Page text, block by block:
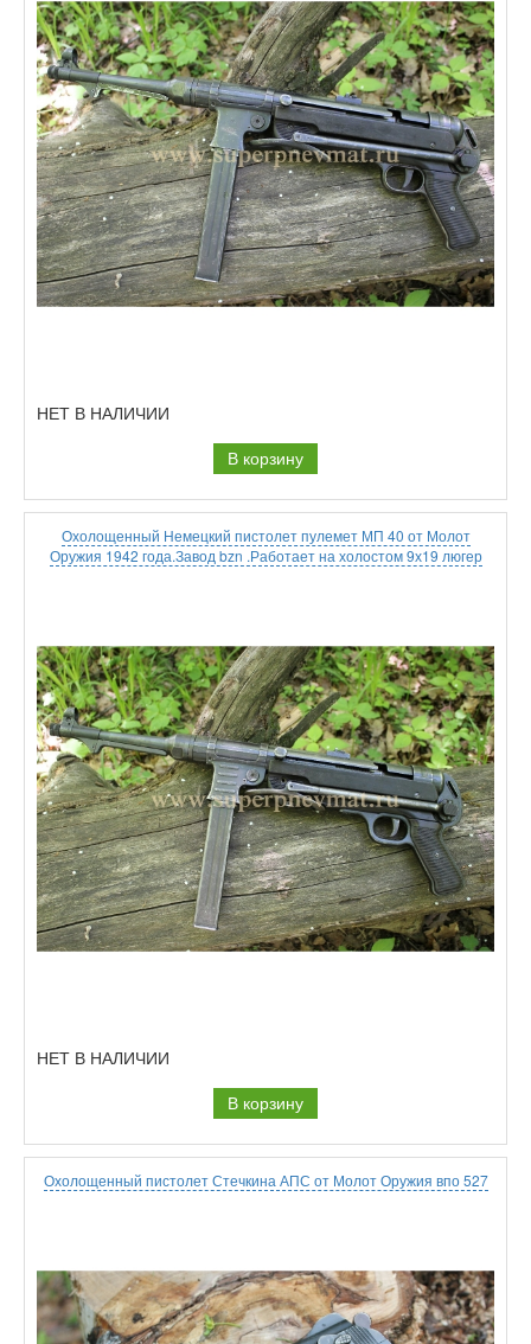
НЕТ В НАЛИЧИИ
В корзину
Охолощенный Немецкий пистолет пулемет МП 40 от Молот
Оружия 1942 года.Завод bzn .Работает на холостом 9х19 люгер
НЕТ В НАЛИЧИИ
В корзину
Охолощенный пистолет Стечкина АПС от Молот Оружия впо 527